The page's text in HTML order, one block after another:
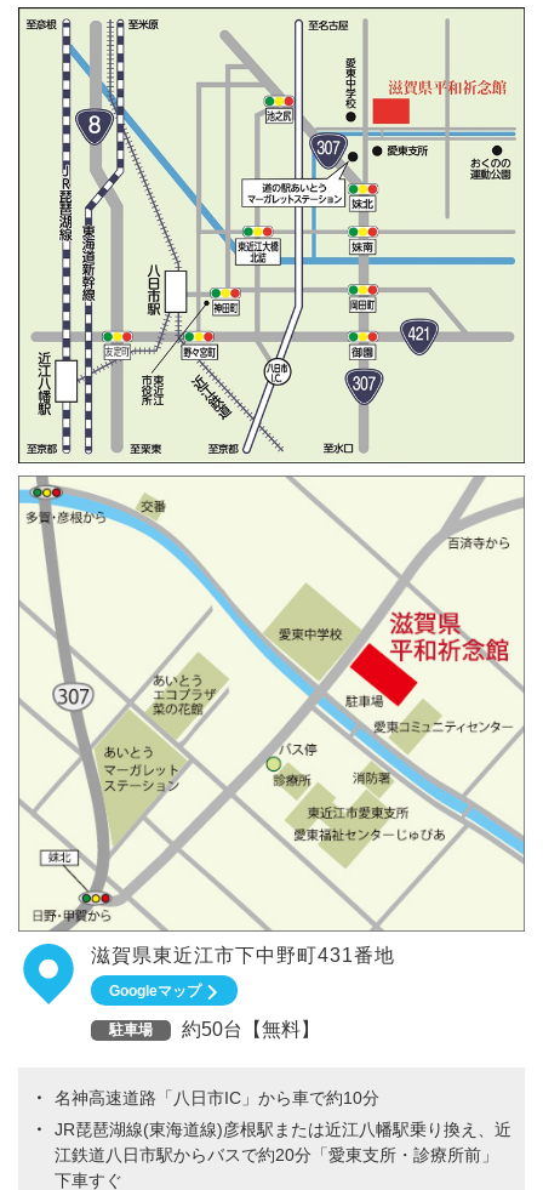
滋賀県東近江市下中野町431番地
Googleマップ
駐車場 約50台【無料】
名神高速道路「八日市IC」から車で約10分
JR琵琶湖線(東海道線)彦根駅または近江八幡駅乗り換え、近
江鉄道八日市駅からバスで約20分「愛東支所・診療所前」
下車すぐ